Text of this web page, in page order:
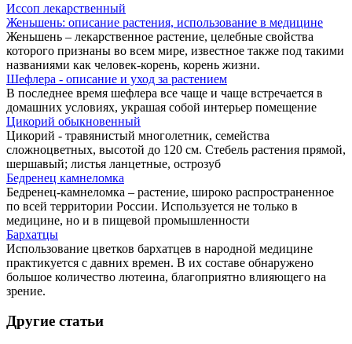
Иссоп лекарственный
Женьшень: описание растения, использование в медицине
Женьшень – лекарственное растение, целебные свойства
которого признаны во всем мире, известное также под такими
названиями как человек-корень, корень жизни.
Шефлера - описание и уход за растением
В последнее время шефлера все чаще и чаще встречается в
домашних условиях, украшая собой интерьер помещение
Цикорий обыкновенный
Цикорий - травянистый многолетник, семейства
сложноцветных, высотой до 120 см. Стебель растения прямой,
шершавый; листья ланцетные, острозуб
Бедренец камнеломка
Бедренец-камнеломка – растение, широко распространенное
по всей территории России. Используется не только в
медицине, но и в пищевой промышленности
Бархатцы
Использование цветков бархатцев в народной медицине
практикуется с давних времен. В их составе обнаружено
большое количество лютеина, благоприятно влияющего на
зрение.
Другие статьи